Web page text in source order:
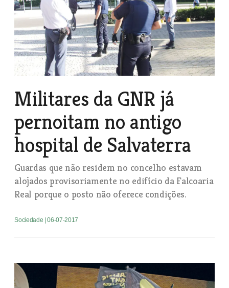
Militares da GNR já
pernoitam no antigo
hospital de Salvaterra
Guardas que não residem no concelho estavam
alojados provisoriamente no edifício da Falcoaria
Real porque o posto não oferece condições.
Sociedade | 06-07-2017